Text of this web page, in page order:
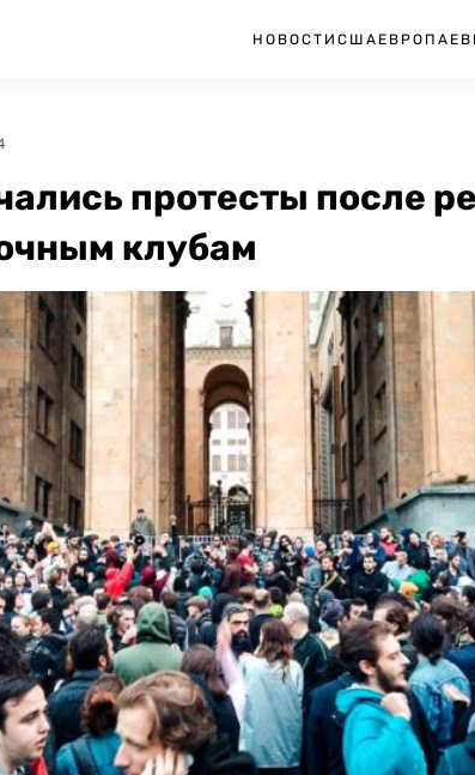
НОВОСТИ США ЕВРОПА
протесты после
клубам